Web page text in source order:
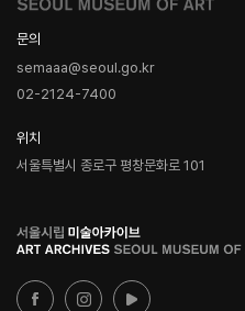
문의
semaaa@seoul.go.kr
02-2124-7400
위치
서울특별시 종로구 평창문화로 101
로
고